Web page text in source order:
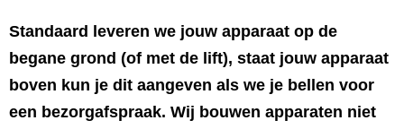
Standaard leveren we jouw apparaat op de
begane grond (of met de lift), staat jouw apparaat
boven kun je dit aangeven als we je bellen voor
een bezorgafspraak. Wij bouwen apparaten niet